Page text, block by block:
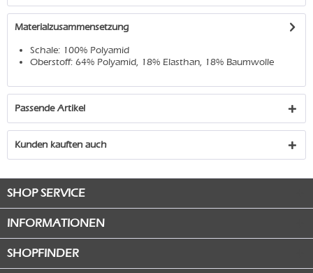
Materialzusammensetzung
Schale: 100% Polyamid
Oberstoff: 64% Polyamid, 18% Elasthan, 18% Baumwolle
Passende Artikel
Kunden kauften auch
SHOP SERVICE
INFORMATIONEN
SHOPFINDER